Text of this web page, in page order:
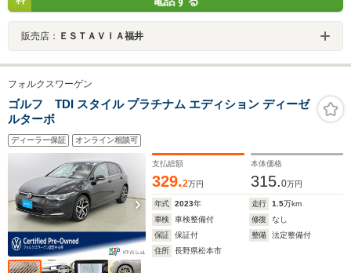
販売店： ＥＳＴＡＶＩＡ福井
フォルクスワーゲン
ゴルフ TDI スタイル プラチナム エディション ディーゼ
ルターボ
ディーラー保証 オンライン相談可
支払総額
329.2万円
本体価格
315.0万円
年式 2023年 走行 1.5万km
車検
車検整備付 修復
なし
保証
保証付 整備
法定整備付
住所
長野県松本市